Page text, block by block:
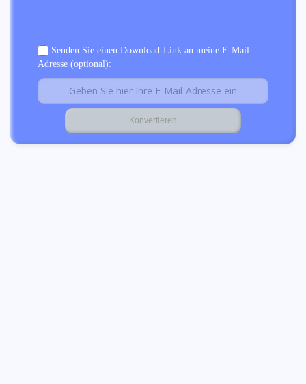
Senden Sie einen Download-Link an meine E-Mail-
Adresse (optional):